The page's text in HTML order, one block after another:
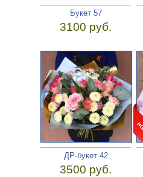
Букет 57
3100 руб.
ДР-букет 42
3500 руб.